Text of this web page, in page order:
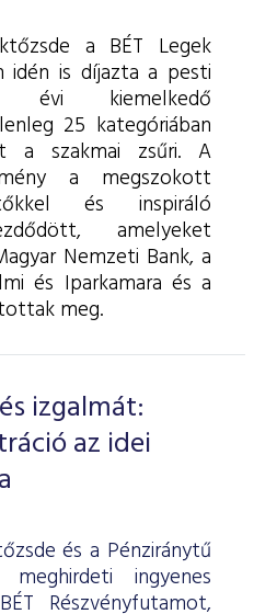
a BÉT Legek
idén is díjazta a pesti
évi kiemelkedő
25 kategóriában
a szakmai zsűri. A
a megszokott
és inspiráló
amelyeket
Nemzeti Bank, a
és Iparkamara és a
meg.
izgalmát:
az idei
és a Pénziránytű
ingyenes
Részvényfutamot,